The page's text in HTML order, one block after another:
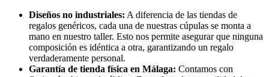
Diseños no industriales: A diferencia de las tiendas de
regalos genéricos, cada una de nuestras cúpulas se monta a
mano en nuestro taller. Esto nos permite asegurar que ninguna
composición es idéntica a otra, garantizando un regalo
verdaderamente personal.
Garantía de tienda física en Málaga: Contamos con